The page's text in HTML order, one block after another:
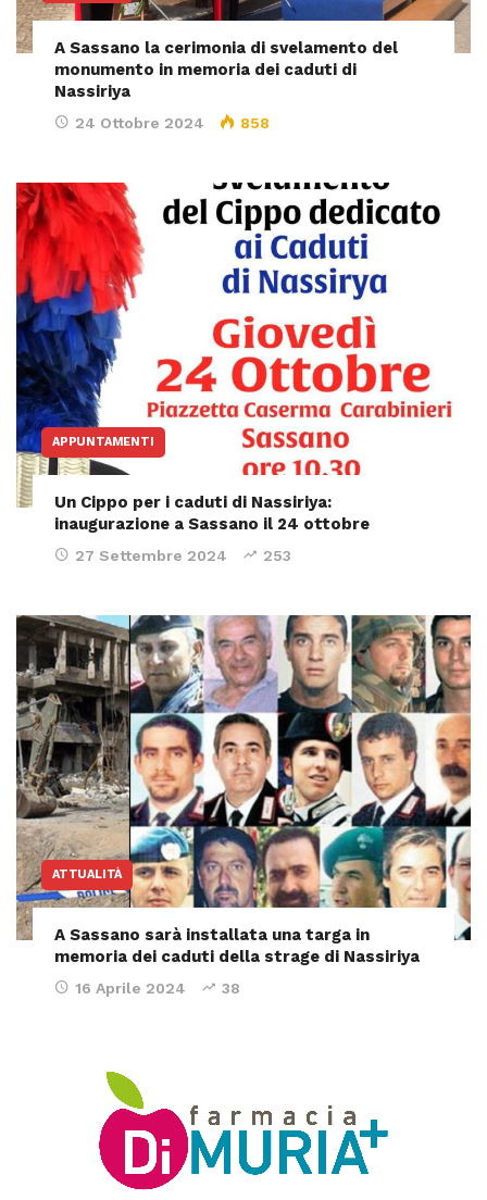
A Sassano la cerimonia di svelamento del
monumento in memoria dei caduti di
Nassiriya
24 Ottobre 2024 858
APPUNTAMENTI
Un Cippo per i caduti di Nassiriya:
inaugurazione a Sassano il 24 ottobre
27 Settembre 2024 253
ATTUALITÀ
A Sassano sarà installata una targa in
memoria dei caduti della strage di Nassiriya
16 Aprile 2024 38